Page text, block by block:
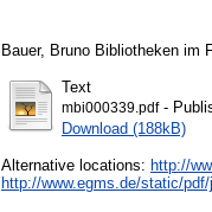
Bauer, Bruno Bibliotheken im
Text
mbi000339.pdf-
Download (188kB)
Alternative locations: http://
http://www.egms.de/static/